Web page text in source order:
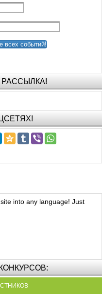
всех событий!
into any language! Just